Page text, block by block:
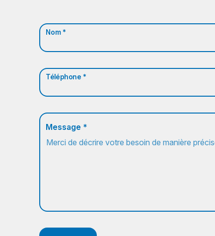
Nom *
Téléphone *
Message *